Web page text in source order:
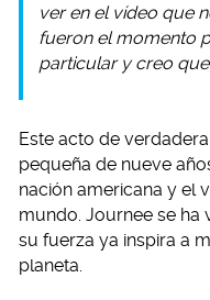
ver en el vídeo que
fueron el momento
particular y creo
Este acto de
pequeña de nueve
nación americana y el
mundo. Journee se ha
su fuerza ya inspira a
planeta.